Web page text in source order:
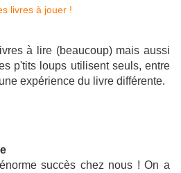
à lire (beaucoup) mais aussi
p'tits loups utilisent seuls, entre
expérience du livre différente.
succès chez nous ! On a